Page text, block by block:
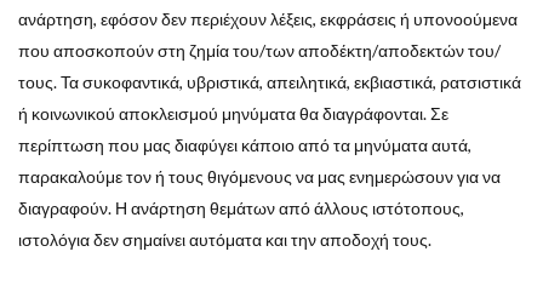
ανάρτηση, εφόσον δεν περιέχουν λέξεις, εκφράσεις ή υπονοούμενα
που αποσκοπούν στη ζημία του/των αποδέκτη/αποδεκτών του/
τους. Τα συκοφαντικά, υβριστικά, απειλητικά, εκβιαστικά, ρατσιστικά
ή κοινωνικού αποκλεισμού μηνύματα θα διαγράφονται. Σε
περίπτωση που μας διαφύγει κάποιο από τα μηνύματα αυτά,
παρακαλούμε τον ή τους θιγόμενους να μας ενημερώσουν για να
διαγραφούν. Η ανάρτηση θεμάτων από άλλους ιστότοπους,
ιστολόγια δεν σημαίνει αυτόματα και την αποδοχή τους.